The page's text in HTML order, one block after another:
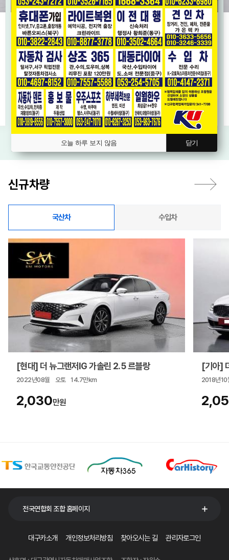
오늘 하루 보지 않음 닫기
[폭스바겐] 아테온 2.0 TDI 엘레강스 프레스티지
* 완전 무사고(보험0원) * 내비 * HUD * 스마트키2EA *
2019년12월
9.1만km
오토
2,169만원
신규차량
국산차 수입차
[현대] 더 뉴그랜저IG 가솔린 2.5 르블랑
2022년08월 오토 14.7만km
2,030만원
[기아]
2018년10
전국연합회 조합 홈페이지
대구카소개 개인정보처리방침 찾아오시는 길 관리자로그인